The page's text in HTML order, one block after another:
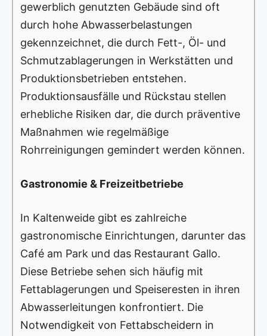
gewerblich genutzten Gebäude sind oft
durch hohe Abwasserbelastungen
gekennzeichnet, die durch Fett-, Öl- und
Schmutzablagerungen in Werkstätten und
Produktionsbetrieben entstehen.
Produktionsausfälle und Rückstau stellen
erhebliche Risiken dar, die durch präventive
Maßnahmen wie regelmäßige
Rohrreinigungen gemindert werden können.
Gastronomie & Freizeitbetriebe
In Kaltenweide gibt es zahlreiche
gastronomische Einrichtungen, darunter das
Café am Park und das Restaurant Gallo.
Diese Betriebe sehen sich häufig mit
Fettablagerungen und Speiseresten in ihren
Abwasserleitungen konfrontiert. Die
Notwendigkeit von Fettabscheidern in